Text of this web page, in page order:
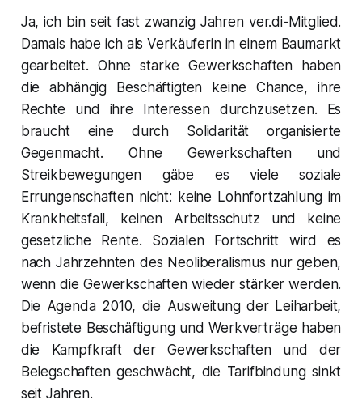
Ja, ich bin seit fast zwanzig Jahren ver.di-Mitglied.
Damals habe ich als Verkäuferin in einem Baumarkt
gearbeitet. Ohne starke Gewerkschaften haben
die abhängig Beschäftigten keine Chance, ihre
Rechte und ihre Interessen durchzusetzen. Es
braucht eine durch Solidarität organisierte
Gegenmacht. Ohne Gewerkschaften und
Streikbewegungen gäbe es viele soziale
Errungenschaften nicht: keine Lohnfortzahlung im
Krankheitsfall, keinen Arbeitsschutz und keine
gesetzliche Rente. Sozialen Fortschritt wird es
nach Jahrzehnten des Neoliberalismus nur geben,
wenn die Gewerkschaften wieder stärker werden.
Die Agenda 2010, die Ausweitung der Leiharbeit,
befristete Beschäftigung und Werkverträge haben
die Kampfkraft der Gewerkschaften und der
Belegschaften geschwächt, die Tarifbindung sinkt
seit Jahren.